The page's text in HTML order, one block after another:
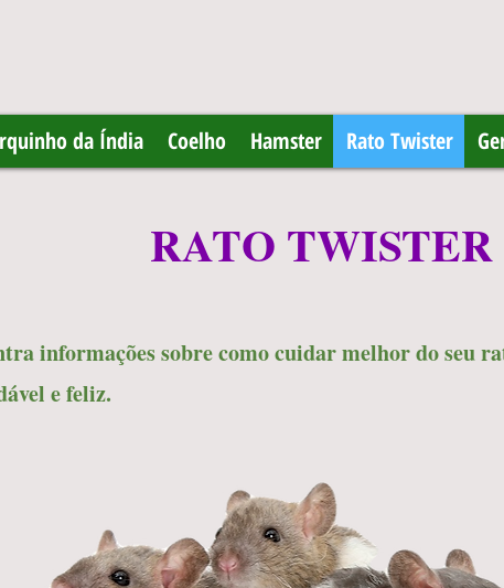
da Índia Coelho Hamster Rato Twister
RATO TWISTER
informações sobre como cuidar melhor do seu
e feliz.